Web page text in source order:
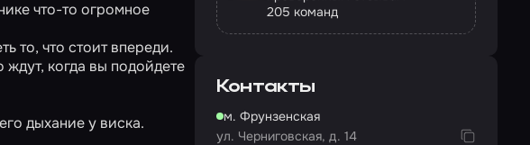
что-то огромное
то, что стоит впереди.
ждут, когда вы подойдете
дыхание у виска.
205 команд
Контакты
м. Фрунзенская
ул. Черниговская, д. 14